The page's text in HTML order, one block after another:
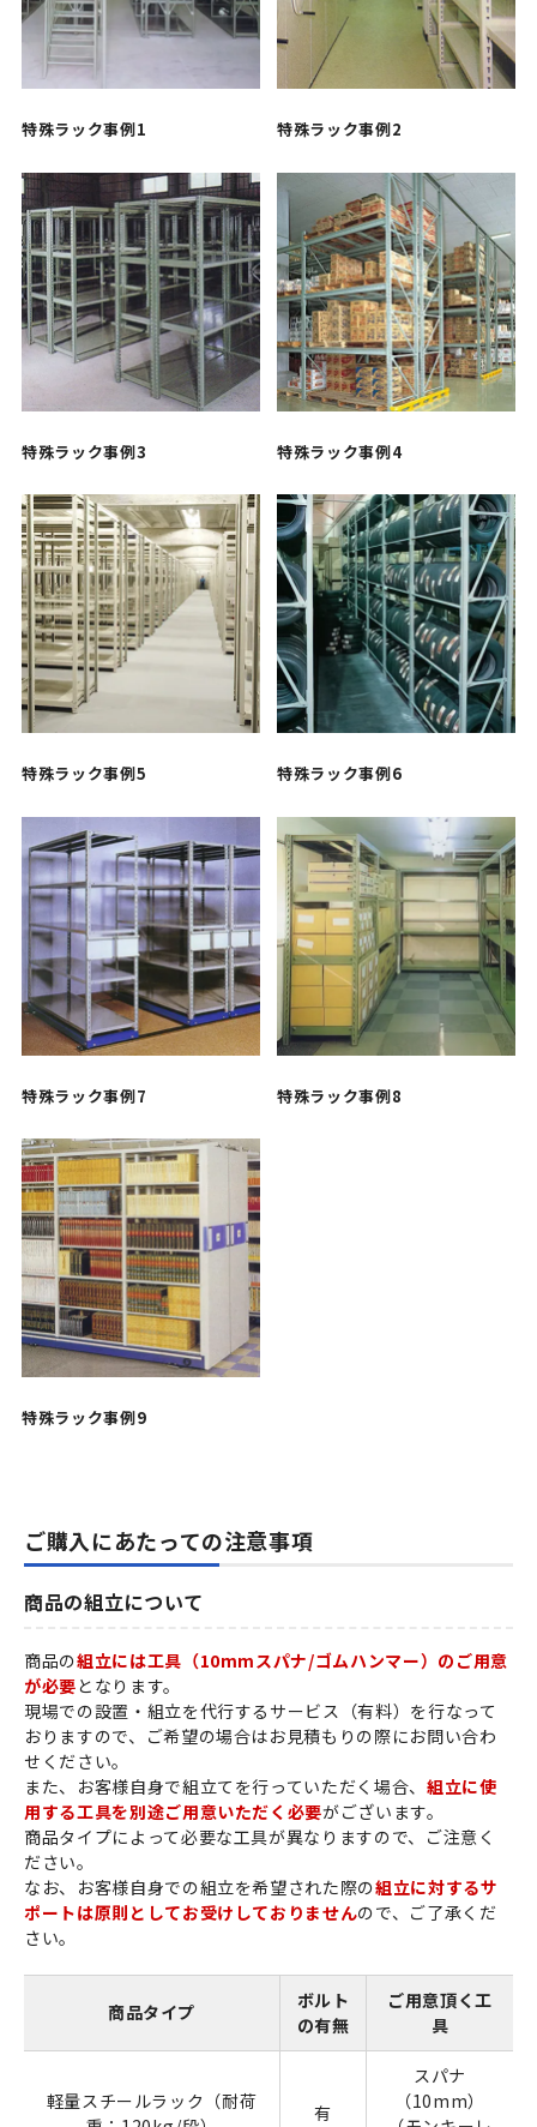
特殊ラック事例1 特殊ラック事例2
特殊ラック事例3 特殊ラック事例4
特殊ラック事例5 特殊ラック事例6
特殊ラック事例7 特殊ラック事例8
特殊ラック事例9
ご購入にあたっての注意事項
商品の組立について
商品の組立には工具（10mmスパナ/ゴムハンマー）のご用意
が必要となります。
現場での設置・組立を代行するサービス（有料）を行なって
おりますので、ご希望の場合はお見積もりの際にお問い合わ
せください。
また、お客様自身で組立てを行っていただく場合、 組立に使
用する工具を別途ご用意いただく必要がございます。
商品タイプによって必要な工具が異なりますので、ご注意く
ださい。
なお、お客様自身での組立を希望された際の組立に対するサ
ポートは原則としてお受けしておりませんので、ご了承くだ
さい。
商品タイプ
ボルト
の有無
ご用意頂く工
具
軽量スチールラック（耐荷
有
スパナ
（10mm）